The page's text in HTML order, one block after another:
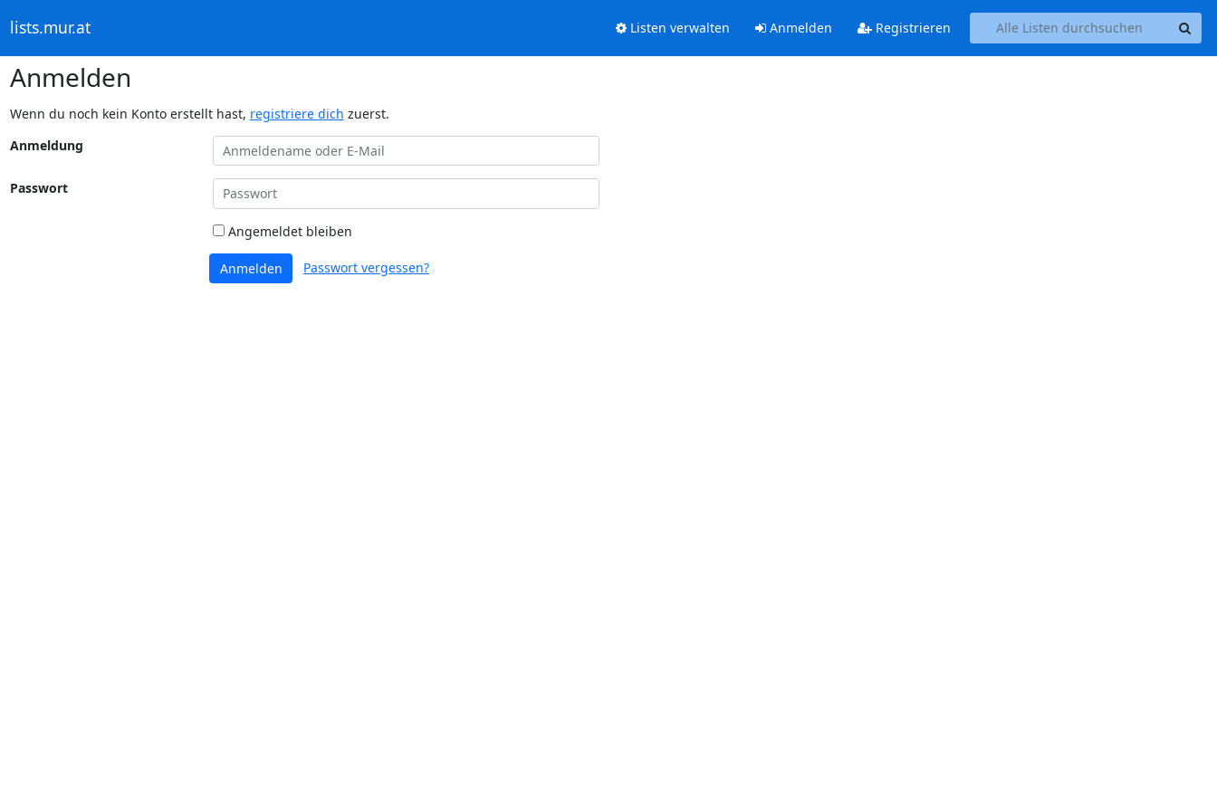
lists.mur.at Listen verwalten Anmelden Registrieren
Anmelden
Wenn du noch kein Konto erstellt hast, registriere dich zuerst.
Anmeldung
Passwort
Angemeldet bleiben
Anmelden Passwort vergessen?